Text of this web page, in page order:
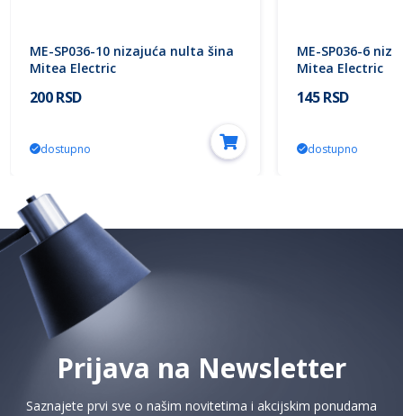
ME-SP036-10 nizajuća nulta šina
Mitea Electric
200 RSD
dostupno
ME-SP036-6
Mitea Electric
145 RSD
dostupno
Prijava na Newsletter
Saznajete prvi sve o našim novitetima i akcijskim ponudama